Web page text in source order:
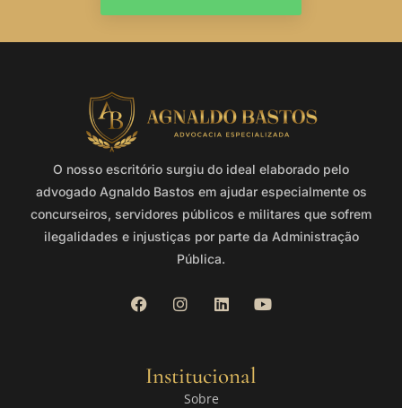
O nosso escritório surgiu do ideal elaborado pelo
advogado Agnaldo Bastos em ajudar especialmente os
concurseiros, servidores públicos e militares que sofrem
ilegalidades e injustiças por parte da Administração
Pública.
Institucional
Sobre